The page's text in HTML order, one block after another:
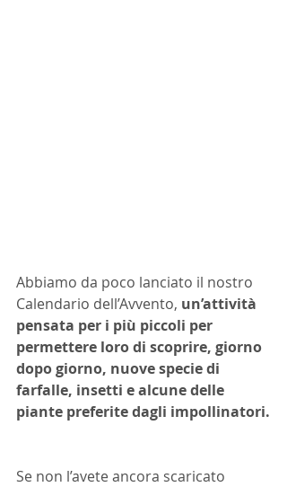
Abbiamo da poco lanciato il nostro
Calendario dell’Avvento, un’attività
pensata per i più piccoli per
permettere loro di scoprire, giorno
dopo giorno, nuove specie di
farfalle, insetti e alcune delle
piante preferite dagli impollinatori.
Se non l’avete ancora scaricato